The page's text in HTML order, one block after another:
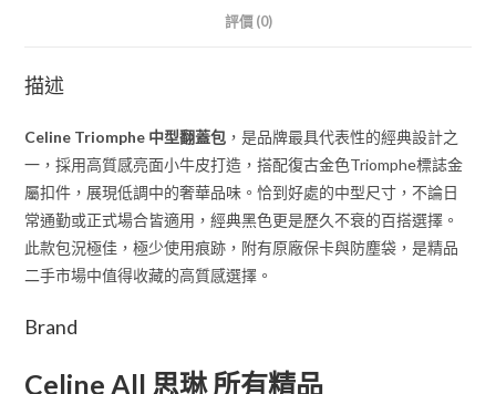
評價 (0)
描述
Celine Triomphe 中型翻蓋包 ，是品牌最具代表性的經典設計之
一，採用高質感亮面小牛皮打造，搭配復古金色Triomphe標誌金
屬扣件，展現低調中的奢華品味。恰到好處的中型尺寸，不論日
常通勤或正式場合皆適用，經典黑色更是歷久不衰的百搭選擇。
此款包況極佳，極少使用痕跡，附有原廠保卡與防塵袋，是精品
二手市場中值得收藏的高質感選擇。
Brand
Celine All 思琳 所有精品